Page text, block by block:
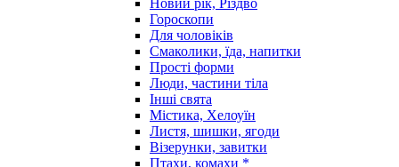
Гороскопи
Для чоловіків
Смаколики, їда, напитки
Прості форми
Люди, частини тіла
Інші свята
Містика, Хелоуїн
Листя, шишки, ягоди
Візерунки, завитки
Птахи, комахи *